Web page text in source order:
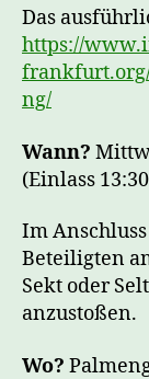
Das
https://
ng/
Wann?
(Einlass
Im
Beteiligten
Sekt oder
anzustoßen.
Wo?